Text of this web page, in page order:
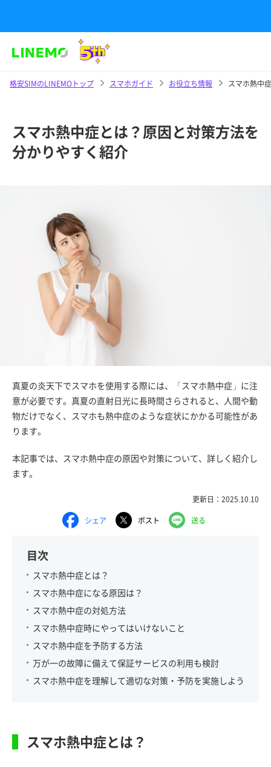
格安SIMのLINEMOトップ スマホガイド お役立ち情報 スマホ熱中
スマホ熱中症とは？原因と対策方法を
分かりやすく紹介
真夏の炎天下でスマホを使用する際には、「スマホ熱中症」に注
意が必要です。真夏の直射日光に長時間さらされると、人間や動
物だけでなく、スマホも熱中症のような症状にかかる可能性があ
ります。
本記事では、スマホ熱中症の原因や対策について、詳しく紹介し
ます。
更新日：2025.10.10
シェア ポスト 送る
目次
スマホ熱中症とは？
スマホ熱中症になる原因は？
スマホ熱中症の対処方法
スマホ熱中症時にやってはいけないこと
スマホ熱中症を予防する方法
万が一の故障に備えて保証サービスの利用も検討
スマホ熱中症を理解して適切な対策・予防を実施しよう
スマホ熱中症とは？